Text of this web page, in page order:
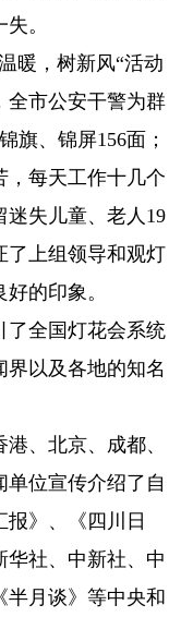
。
暖，树新风“活动
全市公安干警为群
旗、锦屏156面；
，每天工作十几个
迷失儿童、老人19
了上组领导和观灯
的印象。
了全国灯花会系统
以及各地的知名
、北京、成都、
单位宣传介绍了自
》、《四川日
华社、中新社、中
半月谈》等中央和